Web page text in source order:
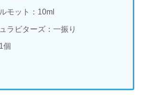
モット：10ml
ラビターズ：一振り
個